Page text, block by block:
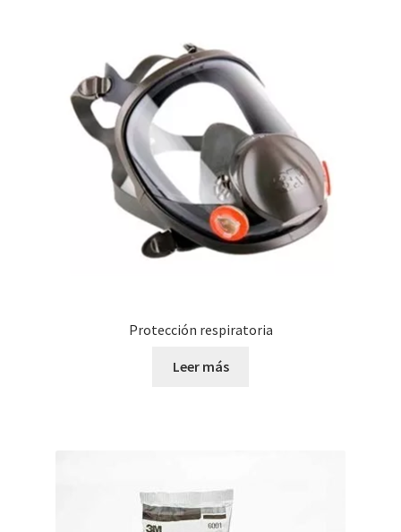
Protección respiratoria
Leer más